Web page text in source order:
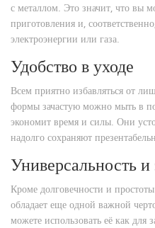
с металлом. Это значит, что вы
приготовления и,
электроэнергии или газа.
Удобство в уходе
Всем приятно избавляться от
формы зачастую можно мыть в
экономит время и силы. Они
надолго сохраняют
Универсальность и
Кроме долговечности и
обладает еще одной важной
можете использовать её как для